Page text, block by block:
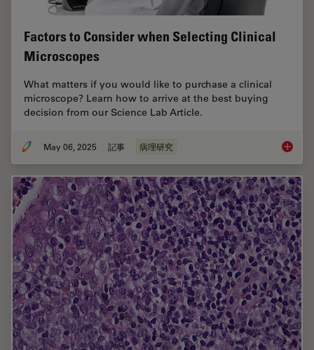
Factors to Consider when Selecting Clinical
Microscopes
What matters if you would like to purchase a clinical
microscope? Learn how to arrive at the best buying
decision from our Science Lab Article.
May 06, 2025 記事 病理研究 Factors